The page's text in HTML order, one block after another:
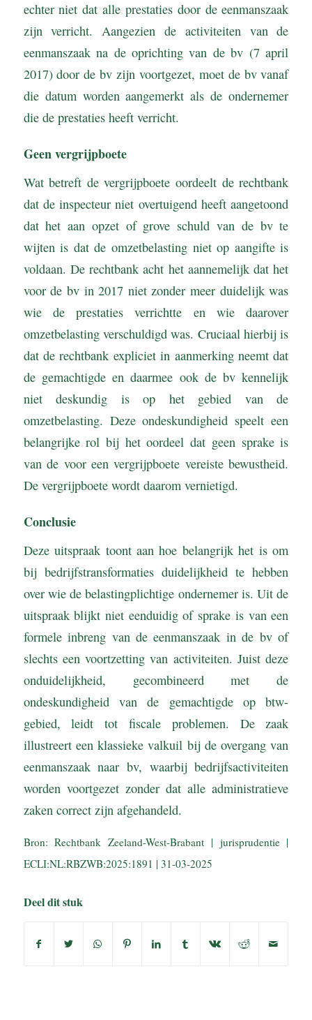
echter niet dat alle prestaties door de eenmanszaak
zijn verricht. Aangezien de activiteiten van de
eenmanszaak na de oprichting van de bv (7 april
2017) door de bv zijn voortgezet, moet de bv vanaf
die datum worden aangemerkt als de ondernemer
die de prestaties heeft verricht.
Geen vergrijpboete
Wat betreft de vergrijpboete oordeelt de rechtbank
dat de inspecteur niet overtuigend heeft aangetoond
dat het aan opzet of grove schuld van de bv te
wijten is dat de omzetbelasting niet op aangifte is
voldaan. De rechtbank acht het aannemelijk dat het
voor de bv in 2017 niet zonder meer duidelijk was
wie de prestaties verrichtte en wie daarover
omzetbelasting verschuldigd was. Cruciaal hierbij is
dat de rechtbank expliciet in aanmerking neemt dat
de gemachtigde en daarmee ook de bv kennelijk
niet deskundig is op het gebied van de
omzetbelasting. Deze ondeskundigheid speelt een
belangrijke rol bij het oordeel dat geen sprake is
van de voor een vergrijpboete vereiste bewustheid.
De vergrijpboete wordt daarom vernietigd.
Conclusie
Deze uitspraak toont aan hoe belangrijk het is om
bij bedrijfstransformaties duidelijkheid te hebben
over wie de belastingplichtige ondernemer is. Uit de
uitspraak blijkt niet eenduidig of sprake is van een
formele inbreng van de eenmanszaak in de bv of
slechts een voortzetting van activiteiten. Juist deze
onduidelijkheid, gecombineerd met de
ondeskundigheid van de gemachtigde op btw-
gebied, leidt tot fiscale problemen. De zaak
illustreert een klassieke valkuil bij de overgang van
eenmanszaak naar bv, waarbij bedrijfsactiviteiten
worden voortgezet zonder dat alle administratieve
zaken correct zijn afgehandeld.
Bron: Rechtbank Zeeland-West-Brabant | jurisprudentie |
ECLI:NL:RBZWB:2025:1891 | 31-03-2025
Deel dit stuk